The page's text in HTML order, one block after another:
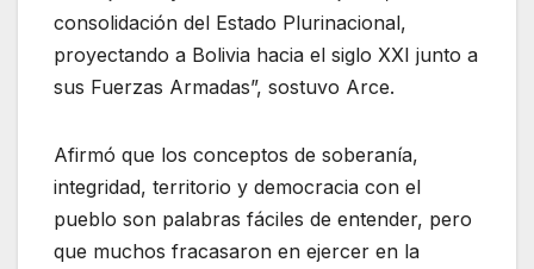
consolidación del Estado Plurinacional,
proyectando a Bolivia hacia el siglo XXI junto a
sus Fuerzas Armadas”, sostuvo Arce.
Afirmó que los conceptos de soberanía,
integridad, territorio y democracia con el
pueblo son palabras fáciles de entender, pero
que muchos fracasaron en ejercer en la